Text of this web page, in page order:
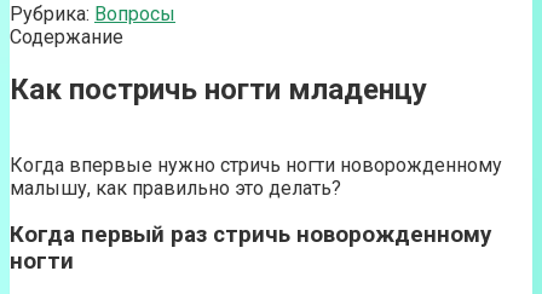
Рубрика: Вопросы
Содержание
Как постричь ногти младенцу
Когда впервые нужно стричь ногти новорожденному
малышу, как правильно это делать?
Когда первый раз стричь новорожденному
ногти